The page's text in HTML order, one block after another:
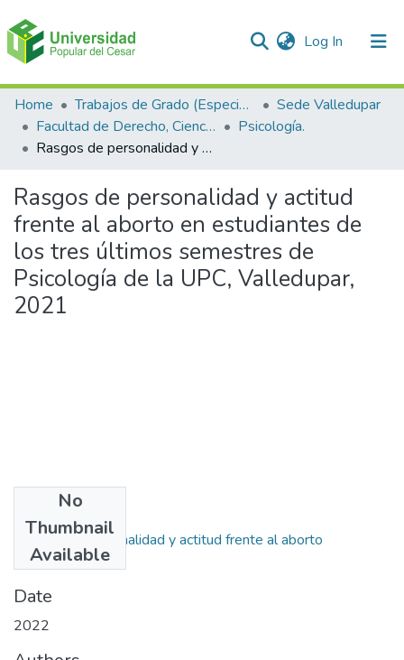
Log In (current)
Communities & Collections
All of DSpace
Home Trabajos de Grado (Especializaciones y Pregrados)
Sede Valledupar
Facultad de Derecho, Ciencias Políticas y Sociales.
Psicología.
Rasgos de personalidad y actitud frente al aborto en estudiantes de los tres últimos semestres de Psicología de la UPC, Valledupar, 2021
Rasgos de personalidad y actitud
frente al aborto en estudiantes de
los tres últimos semestres de
Psicología de la UPC, Valledupar,
2021
No
Thumbnail
Available
Rasgos de personalidad y actitud frente al aborto
(3).pdf(1.51 MB)
Date
2022